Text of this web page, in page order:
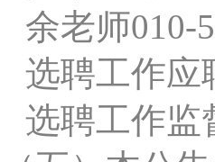
余老师010-
选聘工作应
选聘工作监